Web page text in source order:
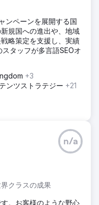
ンペーンを展開する国
規国への進出や、地域
略策定を支援し、実績
タッフが多言語SEOオ
+3
ンツストラテジー +21
クラスの成果
n/a
。お客様のような野心